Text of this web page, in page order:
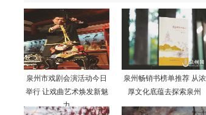
泉州市戏剧会演活动今日
举行 让戏曲艺术焕发新魅
力
泉州畅销书榜单推荐 从浓
厚文化底蕴去探索泉州